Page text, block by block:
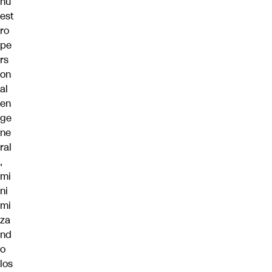
est
ro
pe
rs
on
al
en
ge
ne
ral
,
mi
ni
mi
za
nd
o
los